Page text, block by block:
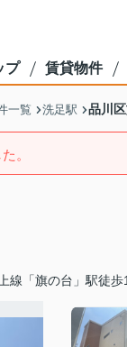
プ 賃貸物件
一覧 洗足駅 品川
。
線「旗の台」駅徒歩